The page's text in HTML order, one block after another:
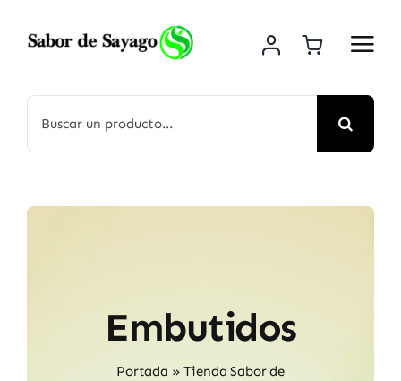
Embutidos
Portada »Tienda Sabor de